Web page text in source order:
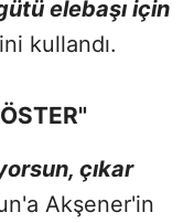
elebaşı için
kullandı.
çıkar
Akşener'in